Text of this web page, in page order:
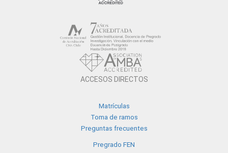
ACCESOS DIRECTOS
Matrículas
Toma de ramos
Preguntas frecuentes
Pregrado FEN